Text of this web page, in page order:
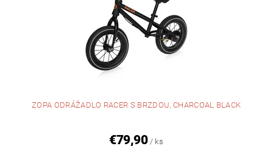
ZOPA ODRÁŽADLO RACER S BRZDOU, CHARCOAL BLACK
€79,90 / ks